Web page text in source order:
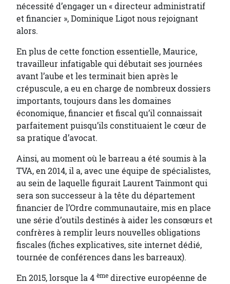
nécessité d’engager un « directeur administratif
et financier », Dominique Ligot nous rejoignant
alors.
En plus de cette fonction essentielle, Maurice,
travailleur infatigable qui débutait ses journées
avant l’aube et les terminait bien après le
crépuscule, a eu en charge de nombreux dossiers
importants, toujours dans les domaines
économique, financier et fiscal qu’il connaissait
parfaitement puisqu’ils constituaient le cœur de
sa pratique d’avocat.
Ainsi, au moment où le barreau a été soumis à la
TVA, en 2014, il a, avec une équipe de spécialistes,
au sein de laquelle figurait Laurent Tainmont qui
sera son successeur à la tête du département
financier de l’Ordre communautaire, mis en place
une série d’outils destinés à aider les consœurs et
confrères à remplir leurs nouvelles obligations
fiscales (fiches explicatives, site internet dédié,
tournée de conférences dans les barreaux).
En 2015, lorsque la 4 ème directive européenne de